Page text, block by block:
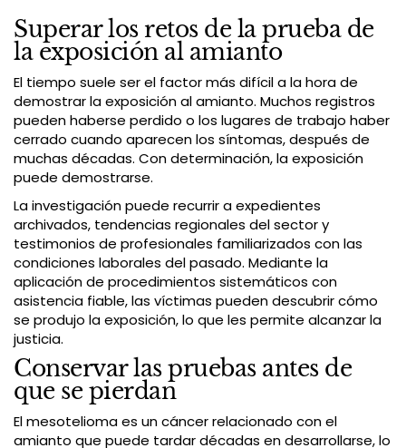
Superar los retos de la prueba de
la exposición al amianto
El tiempo suele ser el factor más difícil a la hora de
demostrar la exposición al amianto. Muchos registros
pueden haberse perdido o los lugares de trabajo haber
cerrado cuando aparecen los síntomas, después de
muchas décadas. Con determinación, la exposición
puede demostrarse.
La investigación puede recurrir a expedientes
archivados, tendencias regionales del sector y
testimonios de profesionales familiarizados con las
condiciones laborales del pasado. Mediante la
aplicación de procedimientos sistemáticos con
asistencia fiable, las víctimas pueden descubrir cómo
se produjo la exposición, lo que les permite alcanzar la
justicia.
Conservar las pruebas antes de
que se pierdan
El mesotelioma es un cáncer relacionado con el
amianto que puede tardar décadas en desarrollarse, lo